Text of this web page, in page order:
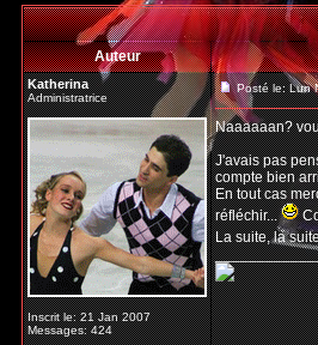
Auteur
Katherina
Administratrice
Inscrit le: 21 Jan 2007
Messages: 424
Posté le: Lun
Naaaaaan?
J'avais pas
compte bien
En tout cas
réfléchir...
La suite, la